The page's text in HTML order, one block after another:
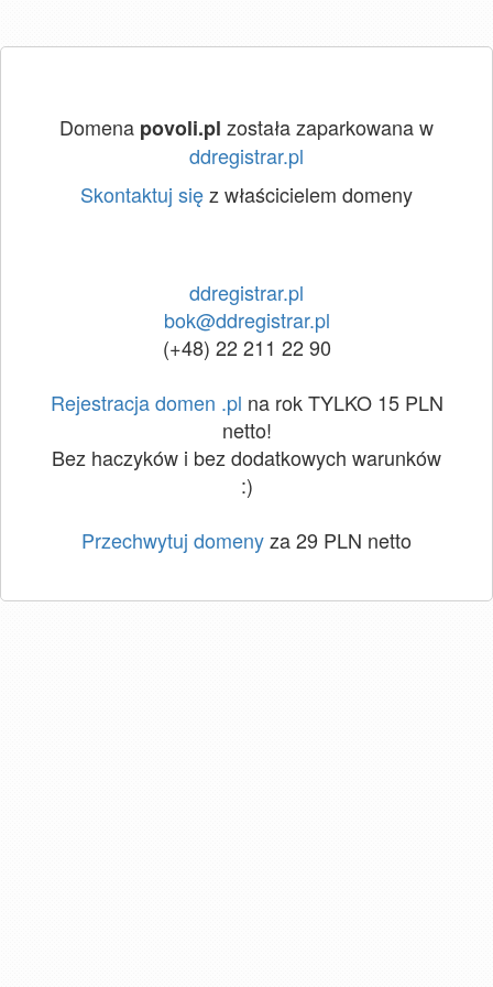
Domena povoli.pl została zaparkowana w
ddregistrar.pl
Skontaktuj sięz właścicielem domeny
ddregistrar.pl
bok@ddregistrar.pl
(+48) 22 211 22 90
Rejestracja domen .pl na rok TYLKO 15 PLN
netto!
Bez haczyków i bez dodatkowych warunków
:)
Przechwytuj domenyza 29 PLN netto